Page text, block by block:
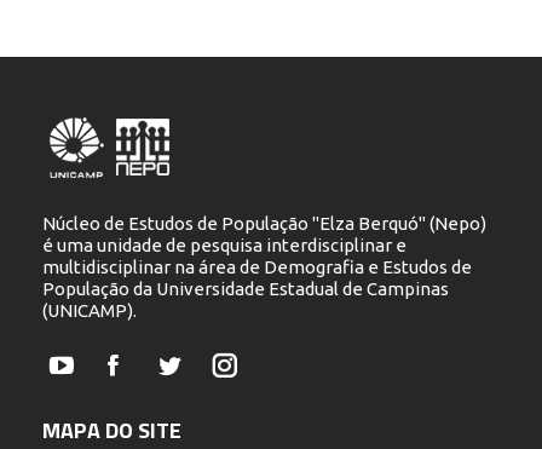
Núcleo de Estudos de População "Elza Berquó" (Nepo)
é uma unidade de pesquisa interdisciplinar e
multidisciplinar na área de Demografia e Estudos de
População da Universidade Estadual de Campinas
(UNICAMP).
YouTubeFacebookTwitterInstagram
MAPA DO SITE